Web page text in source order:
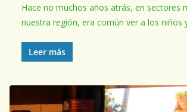
Hace no muchos años atrás, en sectores
nuestra región, era común ver a los niños
Leer más